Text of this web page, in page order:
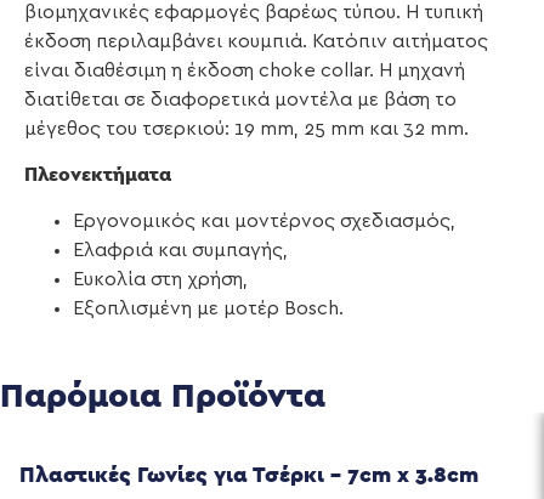
βιομηχανικές εφαρμογές βαρέως τύπου. Η τυπική
έκδοση περιλαμβάνει κουμπιά. Κατόπιν αιτήματος
είναι διαθέσιμη η έκδοση choke collar. Η μηχανή
διατίθεται σε διαφορετικά μοντέλα με βάση το
μέγεθος του τσερκιού: 19 mm, 25 mm και 32 mm.
Πλεονεκτήματα
Εργονομικός και μοντέρνος σχεδιασμός,
Ελαφριά και συμπαγής,
Ευκολία στη χρήση,
Εξοπλισμένη με μοτέρ Bosch.
Παρόμοια Προϊόντα
Πλαστικές Γωνίες για Τσέρκι – 7cm x 3.8cm